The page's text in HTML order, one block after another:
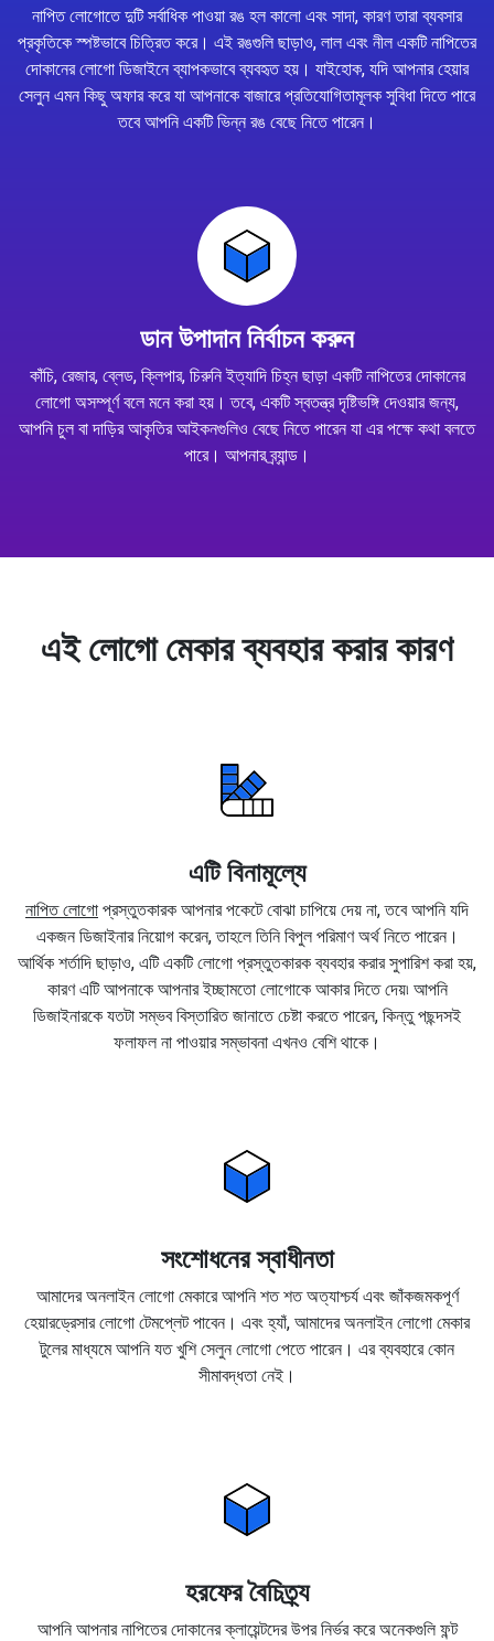
নাপিত লোগোতে দুটি সর্বাধিক পাওয়া রঙ হল কালো এবং সাদা, কারণ তারা ব্যবসার
প্রকৃতিকে স্পষ্টভাবে চিত্রিত করে। এই রঙগুলি ছাড়াও, লাল এবং নীল একটি নাপিতের
দোকানের লোগো ডিজাইনে ব্যাপকভাবে ব্যবহৃত হয়। যাইহোক, যদি আপনার হেয়ার
সেলুন এমন কিছু অফার করে যা আপনাকে বাজারে প্রতিযোগিতামূলক সুবিধা দিতে পারে
তবে আপনি একটি ভিন্ন রঙ বেছে নিতে পারেন।
ডান উপাদান নির্বাচন করুন
কাঁচি, রেজার, ব্লেড, ক্লিপার, চিরুনি ইত্যাদি চিহ্ন ছাড়া একটি নাপিতের দোকানের
লোগো অসম্পূর্ণ বলে মনে করা হয়। তবে, একটি স্বতন্ত্র দৃষ্টিভঙ্গি দেওয়ার জন্য,
আপনি চুল বা দাড়ির আকৃতির আইকনগুলিও বেছে নিতে পারেন যা এর পক্ষে কথা বলতে
পারে। আপনার ব্র্যান্ড।
এই লোগো মেকার ব্যবহার করার কারণ
এটি বিনামূল্যে
নাপিত লোগো প্রস্তুতকারক আপনার পকেটে বোঝা চাপিয়ে দেয় না, তবে আপনি যদি
একজন ডিজাইনার নিয়োগ করেন, তাহলে তিনি বিপুল পরিমাণ অর্থ নিতে পারেন।
আর্থিক শর্তাদি ছাড়াও, এটি একটি লোগো প্রস্তুতকারক ব্যবহার করার সুপারিশ করা হয়,
কারণ এটি আপনাকে আপনার ইচ্ছামতো লোগোকে আকার দিতে দেয়৷ আপনি
ডিজাইনারকে যতটা সম্ভব বিস্তারিত জানাতে চেষ্টা করতে পারেন, কিন্তু পছন্দসই
ফলাফল না পাওয়ার সম্ভাবনা এখনও বেশি থাকে।
সংশোধনের স্বাধীনতা
আমাদের অনলাইন লোগো মেকারে আপনি শত শত অত্যাশ্চর্য এবং জাঁকজমকপূর্ণ
হেয়ারড্রেসার লোগো টেমপ্লেট পাবেন। এবং হ্যাঁ, আমাদের অনলাইন লোগো মেকার
টুলের মাধ্যমে আপনি যত খুশি সেলুন লোগো পেতে পারেন। এর ব্যবহারে কোন
সীমাবদ্ধতা নেই।
হরফের বৈচিত্র্য
আপনি আপনার নাপিতের দোকানের ক্লায়েন্টদের উপর নির্ভর করে অনেকগুলি ফন্ট